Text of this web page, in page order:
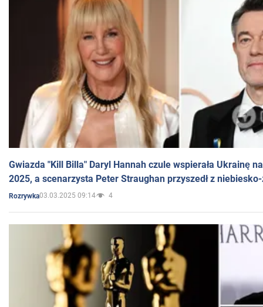
Gwiazda "Kill Billa" Daryl Hannah czule wspierała Ukrainę
2025, a scenarzysta Peter Straughan przyszedł z
Rozrywka03.03.2025 09:14 4